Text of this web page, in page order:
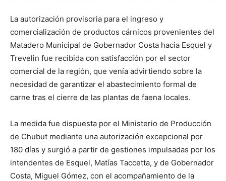
La autorización provisoria para el ingreso y
comercialización de productos cárnicos provenientes del
Matadero Municipal de Gobernador Costa hacia Esquel y
Trevelin fue recibida con satisfacción por el sector
comercial de la región, que venía advirtiendo sobre la
necesidad de garantizar el abastecimiento formal de
carne tras el cierre de las plantas de faena locales.
La medida fue dispuesta por el Ministerio de Producción
de Chubut mediante una autorización excepcional por
180 días y surgió a partir de gestiones impulsadas por los
intendentes de Esquel, Matías Taccetta, y de Gobernador
Costa, Miguel Gómez, con el acompañamiento de la